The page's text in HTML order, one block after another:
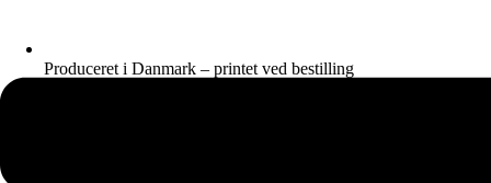
Produceret i Danmark – printet ved bestilling